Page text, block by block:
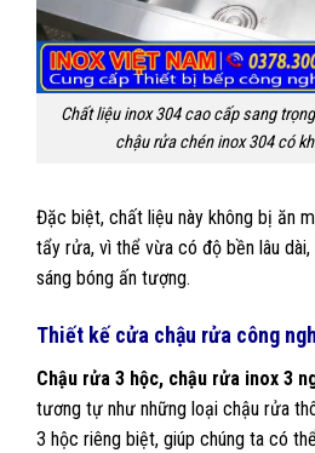
Chất liệu inox 304 cao cấp sang
chậu rửa chén inox 304 có
Đặc biệt, chất liệu này không bị ăn
tẩy rửa, vì thể vừa có độ bền lâu
sáng bóng ấn tượng.
Thiết kế cửa chậu rửa công
Chậu rửa 3 hộc, chậu rửa inox 3
tương tự như những loại chậu rửa
3 hộc riêng biệt, giúp chúng ta có